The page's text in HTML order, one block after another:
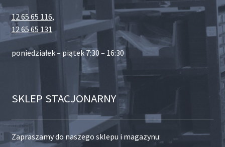
12 65 65 116,
12 65 65 131
poniedziałek – piątek 7:30 – 16:30
SKLEP STACJONARNY
Zapraszamy do naszego sklepu i magazynu: